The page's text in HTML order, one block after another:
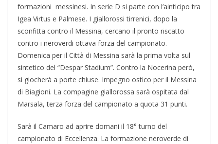
formazioni messinesi. In serie D si parte con l’ainticipo tra
Igea Virtus e Palmese. I giallorossi tirrenici, dopo la
sconfitta contro il Messina, cercano il pronto riscatto
contro i neroverdi ottava forza del campionato.
Domenica per il Città di Messina sarà la prima volta sul
sintetico del “Despar Stadium”. Contro la Nocerina però,
si giocherà a porte chiuse. Impegno ostico per il Messina
di Biagioni. La compagine giallorossa sarà ospitata dal
Marsala, terza forza del campionato a quota 31 punti.
Sarà il Camaro ad aprire domani il 18° turno del
campionato di Eccellenza. La formazione neroverde di